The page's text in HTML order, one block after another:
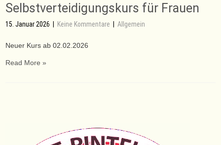
Selbstverteidigungskurs für Frauen
15. Januar 2026 Keine Kommentare |Allgemein
Neuer Kurs ab 02.02.2026
Read More »